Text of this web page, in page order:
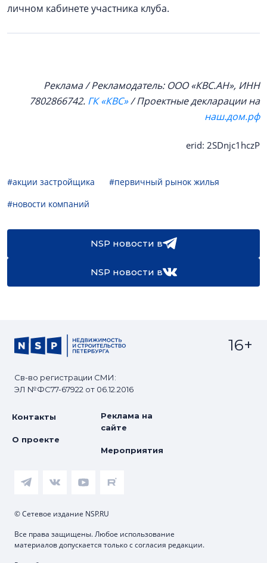
личном кабинете участника клуба.
Реклама / Рекламодатель: ООО «КВС.АН», ИНН
7802866742. ГК «КВС»/ Проектные декларации на
наш.дом.рф
erid: 2SDnjc1hczP
#акции застройщика
#первичный рынок жилья
#новости компаний
NSP новости в
NSP новости в
Св-во регистрации СМИ:
ЭЛ №ФС77-67922 от 06.12.2016
16+
Контакты
О проекте
Реклама на
сайте
Мероприятия
© Сетевое издание NSP.RU
Все права защищены. Любое использование
материалов допускается только с согласия редакции.